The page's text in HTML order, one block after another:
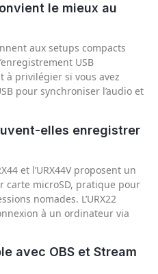
le mieux au
aux setups compacts
USB
à privilégier si vous avez
pour synchroniser l’audio et
elles enregistrer
et l’URX44V proposent un
carte microSD, pratique pour
nomades. L’URX22
à un ordinateur via
avec OBS et Stream